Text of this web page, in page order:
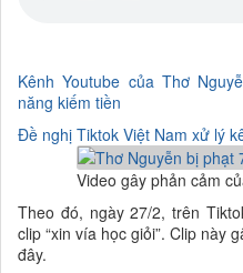
Kênh Youtube của Thơ
năng kiếm tiền
Đề nghị Tiktok Việt Nam xử lý
Video gây phản cảm
Theo đó, ngày 27/2, trên
clip “xin vía học giỏi”. Clip này
đây.